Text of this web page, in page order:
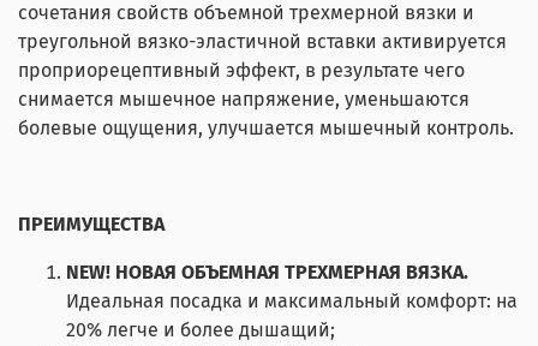
сочетания свойств объемной трехмерной вязки и
треугольной вязко-эластичной вставки активируется
проприорецептивный эффект, в результате чего
снимается мышечное напряжение, уменьшаются
болевые ощущения, улучшается мышечный контроль.
ПРЕИМУЩЕСТВА
NEW! НОВАЯ ОБЪЕМНАЯ ТРЕХМЕРНАЯ ВЯЗКА.
Идеальная посадка и максимальный комфорт: на
20% легче и более дышащий;